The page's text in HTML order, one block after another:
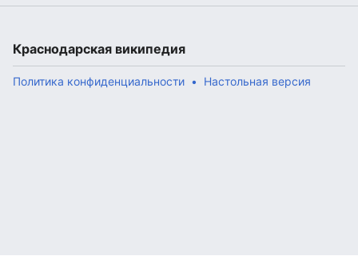
Краснодарская википедия
Политика конфиденциальности Настольная версия